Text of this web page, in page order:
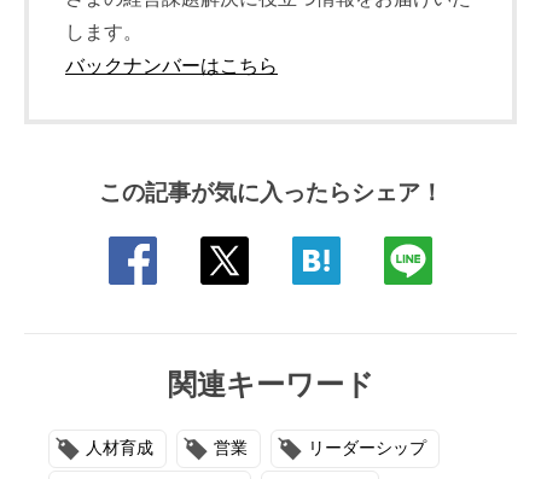
します。
バックナンバーはこちら
この記事が気に入ったらシェア！
関連キーワード
人材育成 営業 リーダーシップ